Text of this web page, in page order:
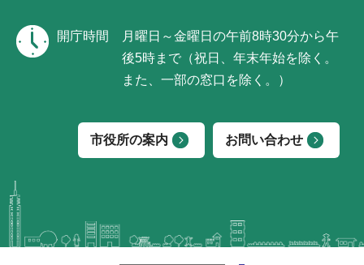
開庁時間
月曜日～金曜日の午前8時30分から午
後5時まで（祝日、年末年始を除く。
また、一部の窓口を除く。）
市役所の案内 お問い合わせ